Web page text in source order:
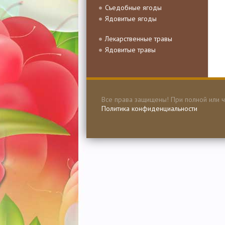
Съедобные ягоды
Ядовитые ягоды
Лекарственные травы
Ядовитые травы
Все права защищены! При полной или
Политика конфиденциальности